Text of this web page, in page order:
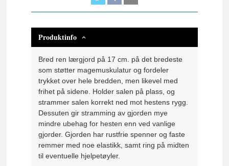
Produktinfo
Bred ren lærgjord på 17 cm. på det bredeste
som støtter magemuskulatur og fordeler
trykket over hele bredden, men likevel med
frihet på sidene. Holder salen på plass, og
strammer salen korrekt ned mot hestens rygg.
Dessuten gir stramming av gjorden mye
mindre ubehag for hesten enn ved vanlige
gjorder. Gjorden har rustfrie spenner og faste
remmer med noe elastikk, samt ring på midten
til eventuelle hjelpetøyler.